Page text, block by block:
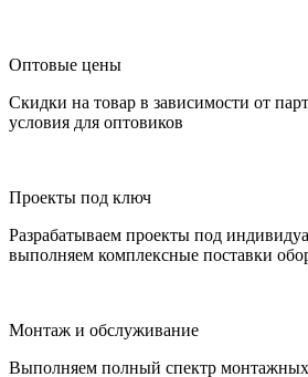
Оптовые цены
Скидки на товар в зависимости от
условия для оптовиков
Проекты под ключ
Разрабатываем проекты под
выполняем комплексные поставки
Монтаж и обслуживание
Выполняем полный спектр монтажных